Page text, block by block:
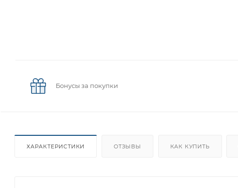
Бонусы за покупки
ХАРАКТЕРИСТИКИ ОТЗЫВЫ КАК КУПИТЬ